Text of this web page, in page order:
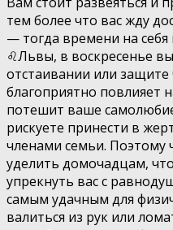
тем более что вас жду
— тогда времени на себя
♌️Львы, в воскресенье
отстаивании или защите
благоприятно повлияет
потешит ваше
рискуете принести в
членами семьи. Поэтому
уделить домочадцам,
упрекнуть вас с
самым удачным для
валиться из рук или